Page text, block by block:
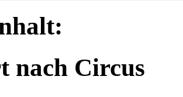
nach Circus